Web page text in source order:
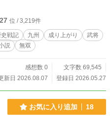
鬼神のごとき突撃で名を轟かせる義
友家三万の大軍を迎え撃つ「耳川の
誰もが島津滅亡を予想する中、義弘は
わ」 敵を恐怖で崩し、戦場を切り裂
たちは奮い立ち、やがて九州の勢力
27 位 / 3,219件
史戦記 九州 成り上がり
武将
説 無双
感想数 0
文字数 69,545
新日 2026.08.07
登録日 2026.05.27
お気に入り追加 18